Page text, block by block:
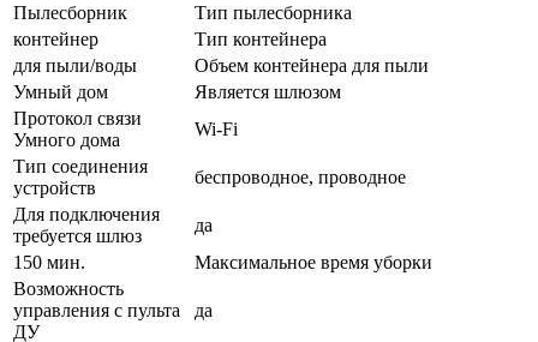
Пылесборник
Тип пылесборника
контейнер
Тип контейнера
для пыли/воды
Объем контейнера для пыли
Умный дом
Является шлюзом
Протокол связи
Умного дома
Wi-Fi
Тип соединения
устройств
беспроводное, проводное
Для подключения
требуется шлюз
да
150 мин.
Максимальное время уборки
Возможность
управления с пульта
ДУ
да